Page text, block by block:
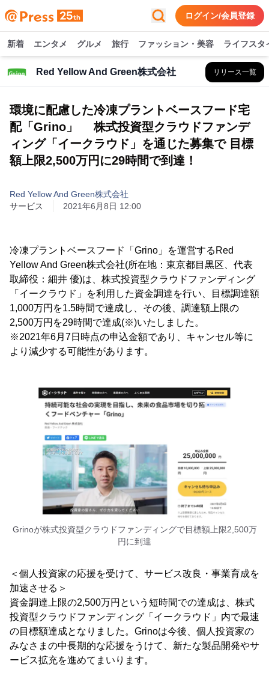
ログイン/会員登録
新着 エンタメ グルメ 旅行 ファッション・美容 ライフスタ
Red Yellow And Green株式会社 リリース一覧
環境に配慮した冷凍プラントベースフード宅
配「Grino」 株式投資型クラウドファンデ
ィング「イークラウド」を通じた募集で 目標
額上限2,500万円に29時間で到達！
Red Yellow And Green株式会社
サービス
2021年6月8日 12:00
冷凍プラントベースフード「Grino」を運営するRed
Yellow And Green株式会社(所在地：東京都目黒区、代表
取締役：細井 優)は、株式投資型クラウドファンディング
「イークラウド」を利用した資金調達を行い、目標調達額
1,000万円を1.5時間で達成し、その後、調達額上限の
2,500万円を29時間で達成(※)いたしました。
※2021年6月7日時点の申込金額であり、キャンセル等に
より減少する可能性があります。
Grinoが株式投資型クラウドファンディングで目標額上限2,500万
円に到達
＜個人投資家の応援を受けて、サービス改良・事業育成を
加速させる＞
資金調達上限の2,500万円という短時間での達成は、株式
投資型クラウドファンディング「イークラウド」内で最速
の目標額達成となりました。Grinoは今後、個人投資家の
みなさまの中長期的な応援をうけて、新たな製品開発やサ
ービス拡充を進めてまいります。